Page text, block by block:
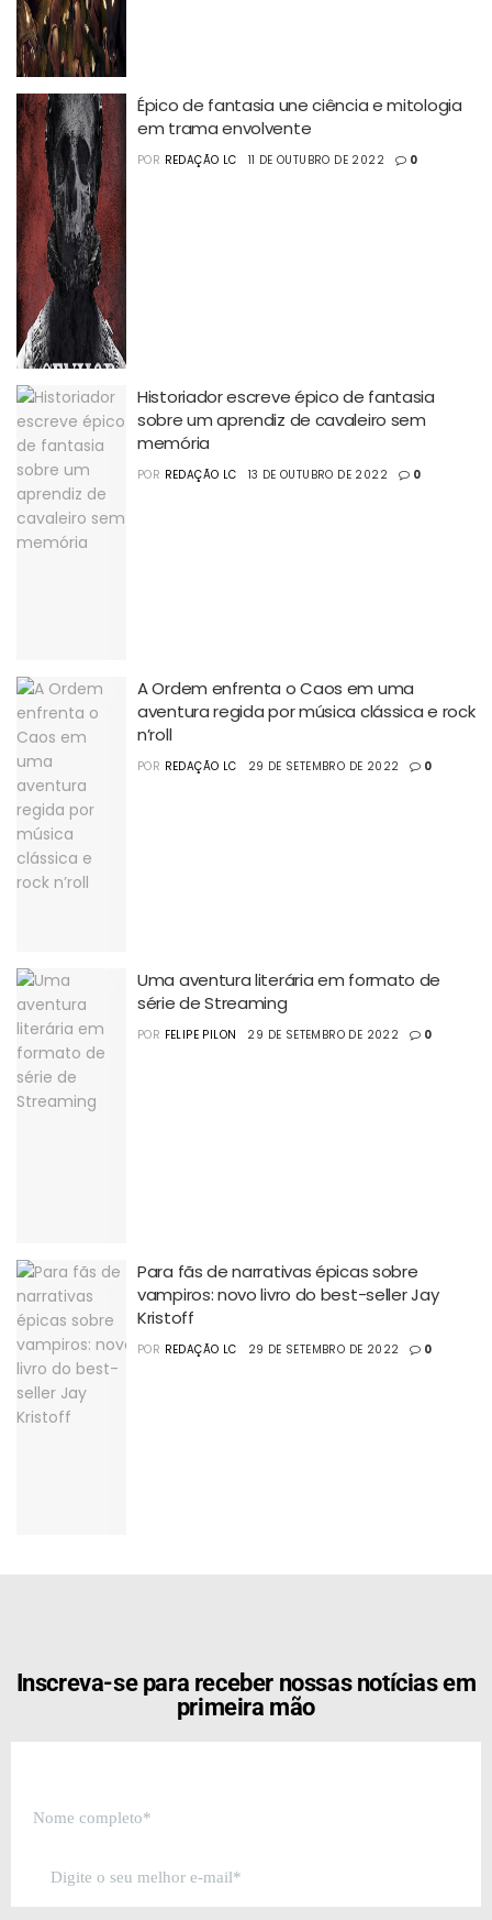
Épico de fantasia une ciência e mitologia
em trama envolvente
POR REDAÇÃO LC 11 DE OUTUBRO DE 2022 0
Historiador escreve épico de fantasia
sobre um aprendiz de cavaleiro sem
memória
POR REDAÇÃO LC 13 DE OUTUBRO DE 2022 0
A Ordem enfrenta o Caos em uma
aventura regida por música clássica e rock
n’roll
POR REDAÇÃO LC 29 DE SETEMBRO DE 2022 0
Uma aventura literária em formato de
série de Streaming
POR FELIPE PILON 29 DE SETEMBRO DE 2022 0
Para fãs de narrativas épicas sobre
vampiros: novo livro do best-seller Jay
Kristoff
POR REDAÇÃO LC 29 DE SETEMBRO DE 2022 0
Inscreva-se para receber nossas notícias em
primeira mão